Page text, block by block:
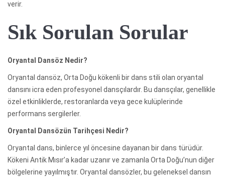
verir.
Sık Sorulan Sorular
Oryantal Dansöz Nedir?
Oryantal dansöz, Orta Doğu kökenli bir dans stili olan oryantal
dansını icra eden profesyonel dansçılardır. Bu dansçılar, genellikle
özel etkinliklerde, restoranlarda veya gece kulüplerinde
performans sergilerler.
Oryantal Dansözün Tarihçesi Nedir?
Oryantal dans, binlerce yıl öncesine dayanan bir dans türüdür.
Kökeni Antik Mısır’a kadar uzanır ve zamanla Orta Doğu’nun diğer
bölgelerine yayılmıştır. Oryantal dansözler, bu geleneksel dansın